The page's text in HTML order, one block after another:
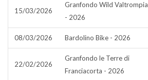
15/03/2026
Granfondo Wild Valtrompia
- 2026
08/03/2026 Bardolino Bike - 2026
22/02/2026
Granfondo le Terre di
Franciacorta - 2026